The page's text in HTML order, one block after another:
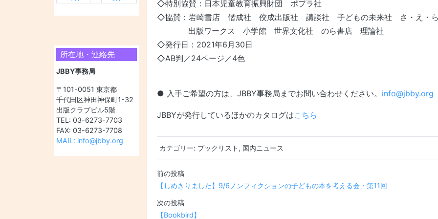
所在地・連絡先
JBBY事務局
〒101-0051 東京都
千代田区神田神保町1-32
出版クラブビル5階
TEL: 03-6273-7703
FAX: 03-6273-7708
MAIL: info@jbby.org
◇特別協賛：日本児童教育振興財団 ポプラ社
◇協賛：岩崎書店 偕成社 佼成出版社 講談社 子どもの未来社 さ・え・
出版ワークス 小学館 世界文化社 のら書店 理論社
◇発行日：2021年6月30日
◇AB判／24ページ／4色
● 入手ご希望の方は、JBBY事務局までお問い合わせください。 info@jbby.org
JBBYが発行しているほかのカタログはこちら
カテゴリー: ブックリスト , 国内ニュース
投稿ナビゲーション
【しめきりました】9/6ノンフィクションの子どもの本を考える会・第11回
【Bookbird】